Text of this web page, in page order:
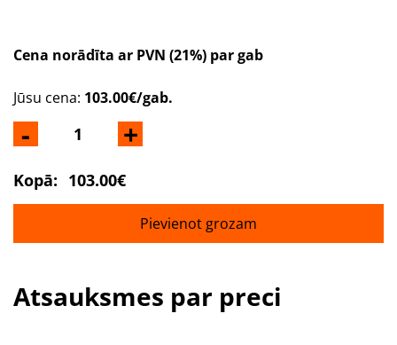
Cena norādīta ar PVN (21%) par gab
- +
Jūsu cena: 103.00€/gab.
Kopā: 103.00€
Pievienot grozam
Atsauksmes par preci